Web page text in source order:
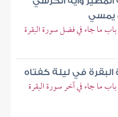
يمسي
ما جاء في فضل سورة البقرة
البقرة في ليلة كفتاه
ما جاء في آخر سورة البقرة